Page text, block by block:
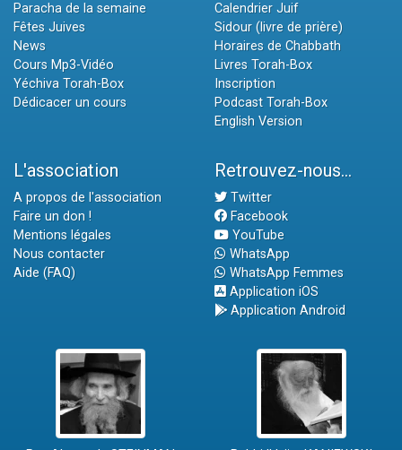
Paracha de la semaine
Fêtes Juives
News
Cours Mp3-Vidéo
Yéchiva Torah-Box
Dédicacer un cours
Calendrier Juif
Sidour (livre de prière)
Horaires de Chabbath
Livres Torah-Box
Inscription
Podcast Torah-Box
English Version
L'association
A propos de l'association
Faire un don !
Mentions légales
Nous contacter
Aide (FAQ)
Retrouvez-nous...
Twitter
Facebook
YouTube
WhatsApp
WhatsApp Femmes
Application iOS
Application Android